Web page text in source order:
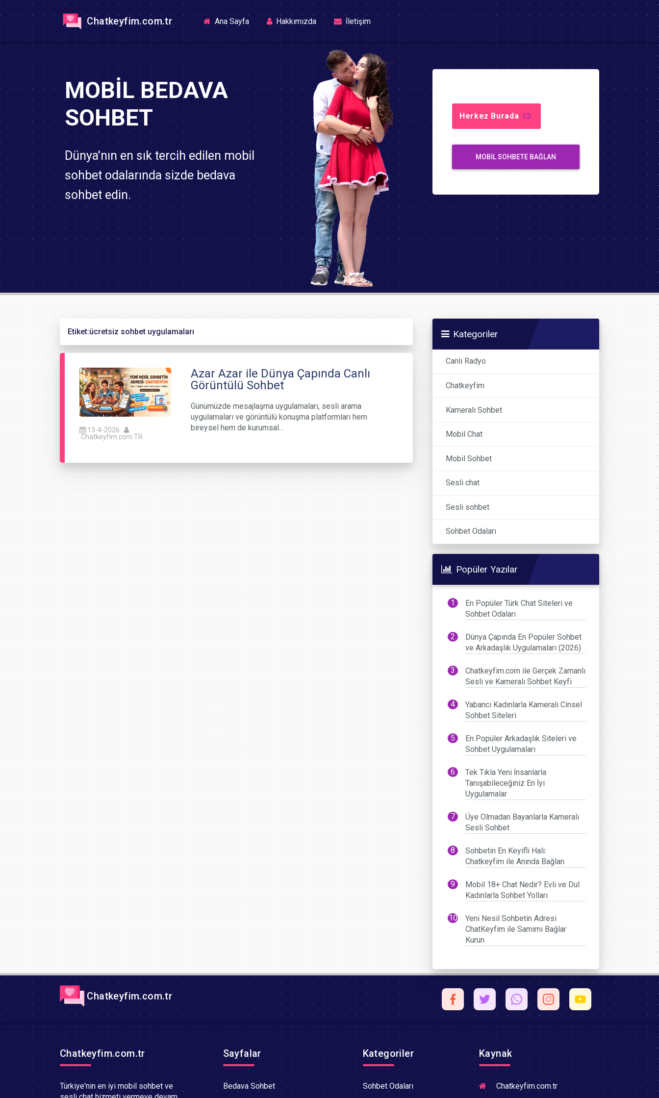
Chatkeyfim.com.tr Ana Sayfa(current)Hakkımızda İletişim
MOBIL BEDAVA
SOHBET
Dünya'nın en sık tercih edilen mobil
sohbet odalarında sizde bedava
sohbet edin.
Herkez Burada
MOBIL SOHBETE BAĞLAN
Etiket:ücretsiz sohbet uygulamaları
13-4-2026
Chatkeyfim.com.TR
Azar Azar ile Dünya Çapında Canlı
Görüntülü Sohbet
Günümüzde mesajlaşma uygulamaları, sesli arama
uygulamaları ve görüntülü konuşma platformları hem
bireysel hem de kurumsal…
Kategoriler
Canlı Radyo
Chatkeyfim
Kameralı Sohbet
Mobil Chat
Mobil Sohbet
Sesli chat
Sesli sohbet
Sohbet Odaları
Popüler Yazılar
En Popüler Türk Chat Siteleri ve
Sohbet Odaları
Dünya Çapında En Popüler Sohbet
ve Arkadaşlık Uygulamaları (2026)
Chatkeyfim.com ile Gerçek Zamanlı
Sesli ve Kameralı Sohbet Keyfi
Yabancı Kadınlarla Kameralı Cinsel
Sohbet Siteleri
En Popüler Arkadaşlık Siteleri ve
Sohbet Uygulamaları
Tek Tıkla Yeni İnsanlarla
Tanışabileceğiniz En İyi
Uygulamalar
Üye Olmadan Bayanlarla Kameralı
Sesli Sohbet
Sohbetin En Keyifli Hali:
Chatkeyfim ile Anında Bağlan
Mobil 18+ Chat Nedir? Evli ve Dul
Kadınlarla Sohbet Yolları
Yeni Nesil Sohbetin Adresi
ChatKeyfim ile Samimi Bağlar
Kurun
Chatkeyfim.com.tr
Chatkeyfim.com.tr
Türkiye'nin en iyi mobil sohbet ve
Sayfalar
Bedava Sohbet
Kategoriler
Sohbet Odaları
Kaynak
Chatkeyfim.com.tr